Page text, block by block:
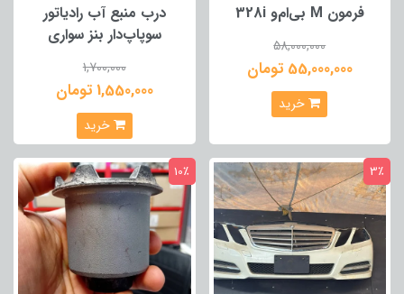
فرمون M بی‌ام‌و 328i
58,000,000
55,000,000 تومان
خرید
درب منبع آب رادیاتور
سوپاپ‌دار بنز سواری
1,700,000
1,550,000 تومان
خرید
3٪ 10٪